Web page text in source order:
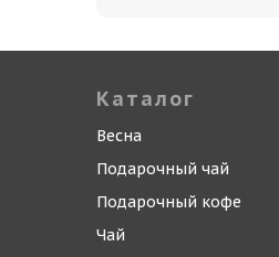
Каталог
Весна
Подарочный чай
Подарочный кофе
Чай